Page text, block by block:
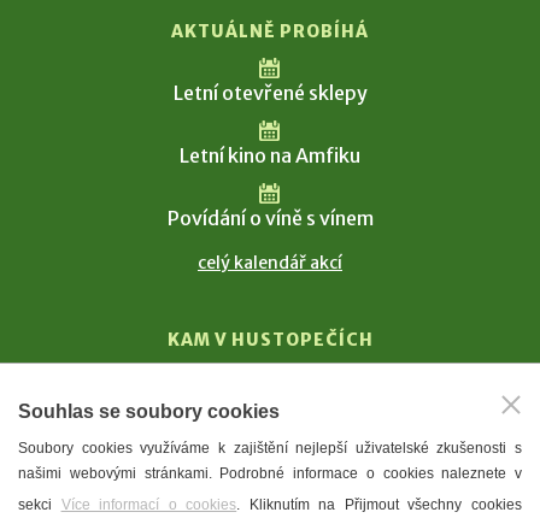
AKTUÁLNĚ PROBÍHÁ
Letní otevřené sklepy
Letní kino na Amfiku
Povídání o víně s vínem
celý kalendář akcí
KAM V HUSTOPEČÍCH
T. G. Masaryk
Mandloně
Ubytování
Souhlas se soubory cookies
Soubory cookies využíváme k zajištění nejlepší uživatelské zkušenosti s
našimi webovými stránkami. Podrobné informace o cookies naleznete v
sekci Více informací o cookies. Kliknutím na Přijmout všechny cookies